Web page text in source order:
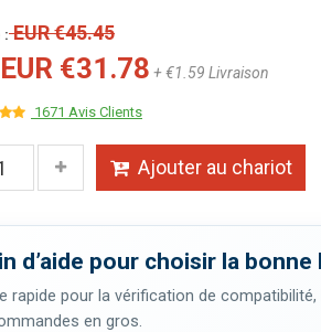
:EUR €45.45
EUR €31.78 + €1.59 Livraison
1671 Avis Clients
Ajouter au chariot
d’aide pour choisir la
rapide pour la vérification de
en gros.